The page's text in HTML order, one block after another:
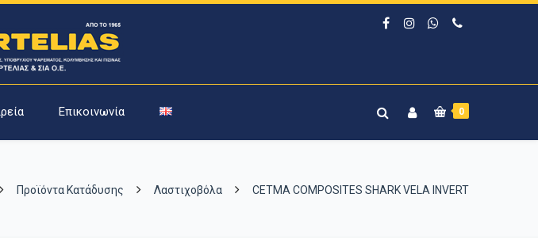
0
Επικοινωνία
Προϊόντα Κατάδυσης Λαστιχοβόλα CETMA COMPOSITES SHARK VELA INVERT